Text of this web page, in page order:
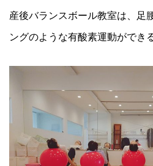
産後バランスボール教室は、足
ングのような有酸素運動ができ